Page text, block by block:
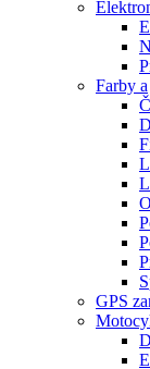
Farby a
GPS